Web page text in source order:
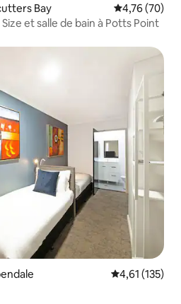
Bay Évaluation
4,76 (70)
et salle de bain à Potts Point
Évaluation
4,61 (135)